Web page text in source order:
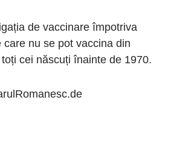
de vaccinare împotriva
care nu se pot vaccina din
cei născuți înainte de 1970.